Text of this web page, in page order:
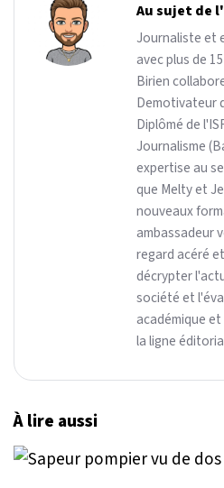
Au sujet de
Journaliste et
avec plus de
Birien
Demotivateur
Diplômé de
Journalisme
expertise au
que Melty et
nouveaux
ambassadeur
regard acéré
décrypter
société et
académique
la ligne
À lire aussi